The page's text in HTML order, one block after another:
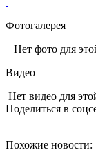
Фотогалерея
Нет фото для
Видео
Нет видео для
Поделиться в
Похожие новости: